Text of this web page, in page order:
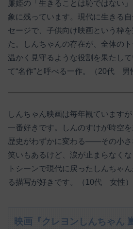
廉姫の「生きることは恥ではない
象に残っています。現代に生きる
セージで、子供向け映画という枠
た。しんちゃんの存在が、全体のト
温かく見守るような役割を果たし
て“名作”と呼べる一作。（20代 男
しんちゃん映画は毎年観ています
一番好きです。しんのすけが時空を
歴史がわずかに変わる――その小さ
笑いもあるけど、涙が止まらなく
トシーンで現代に戻ったしんちゃ
る描写が好きです。（10代 女性）
映画『クレヨンしんちゃん